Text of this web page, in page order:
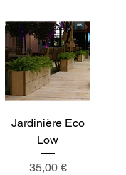
Jardinière Eco
Low
Prix
35,00 €